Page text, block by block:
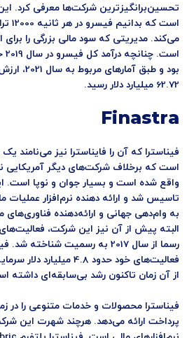
تحسین‌برانگیزترین شرکت‌ها معرفی کرد.
است
می‌کند. مدیریتی که سود مالی بزرگی را
بود و طبق
62.72 میلیارد دلار رسید.
Finastra
فیناسترا که آن را فایناسترا نیز
است که برخلاف شرکت‌های دیگر آمریکایی
تاسیس شد و ارائه دهنده نرم‌افزار
به وام‌دهی جهانی و ارائه‌دهنده
البته پیش از آن نیز این شرکت، فعالیت‌های
رسما از سال 2017 به رسمیت شناخته
فعالیت‌های خود حدود 4.8
از آن زمان تاکنون رشد بی‌سابقه‌ای داشته
فیناسترا محصولات و خدمات متنوعی را در
پرداخت ارائه می‌دهد. هرچند شهرت این